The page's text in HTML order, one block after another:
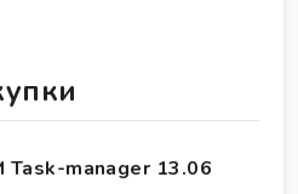
Task-manager 13.06